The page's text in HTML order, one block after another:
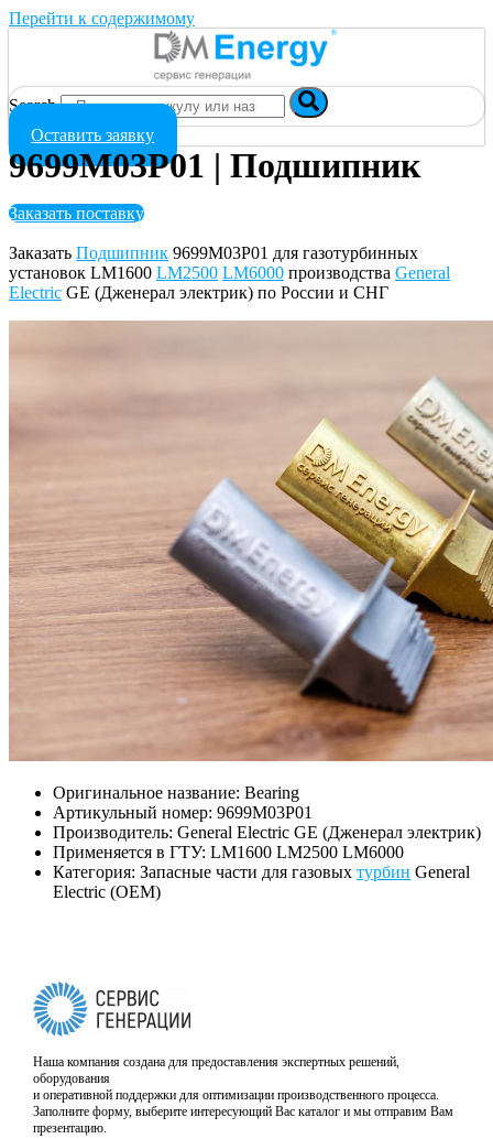
Перейти к содержимому
Search
Оставить заявку
9699M03P01 | Подшипник
Заказать поставку
Заказать Подшипник 9699M03P01 для газотурбинных
установок LM1600 LM2500 LM6000 производства General
Electric GE (Дженерал электрик) по России и СНГ
Оригинальное название: Bearing
Артикульный номер: 9699M03P01
Производитель: General Electric GE (Дженерал электрик)
Применяется в ГТУ: LM1600 LM2500 LM6000
Категория: Запасные части для газовых турбин General
Electric (OEM)
Наша компания создана для предоставления экспертных решений,
оборудования
и оперативной поддержки для оптимизации производственного процесса.
Заполните форму, выберите интересующий Вас каталог и мы отправим Вам
презентацию.